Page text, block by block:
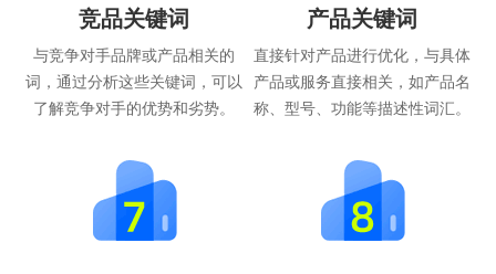
竞品关键词
与竞争对手品牌或产品相关的
词，通过分析这些关键词，可以
了解竞争对手的优势和劣势。
产品关键词
直接针对产品进行优化，与具体
产品或服务直接相关，如产品名
称、型号、功能等描述性词汇。